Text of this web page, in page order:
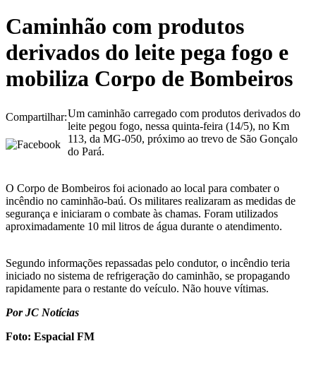
Caminhão com produtos
derivados do leite pega fogo e
mobiliza Corpo de Bombeiros
Compartilhar:Um caminhão carregado com produtos derivados do
leite pegou fogo, nessa quinta-feira (14/5), no Km
113, da MG-050, próximo ao trevo de São Gonçalo
do Pará.
O Corpo de Bombeiros foi acionado ao local para combater o
incêndio no caminhão-baú. Os militares realizaram as medidas de
segurança e iniciaram o combate às chamas. Foram utilizados
aproximadamente 10 mil litros de água durante o atendimento.
Segundo informações repassadas pelo condutor, o incêndio teria
iniciado no sistema de refrigeração do caminhão, se propagando
rapidamente para o restante do veículo. Não houve vítimas.
Por JC Notícias
Foto: Espacial FM